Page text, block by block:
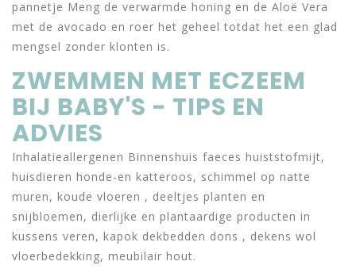
pannetje Meng de verwarmde honing en de Aloë Vera
met de avocado en roer het geheel totdat het een glad
mengsel zonder klonten is.
ZWEMMEN MET ECZEEM
BIJ BABY'S - TIPS EN
ADVIES
Inhalatieallergenen Binnenshuis faeces huiststofmijt,
huisdieren honde-en katteroos, schimmel op natte
muren, koude vloeren , deeltjes planten en
snijbloemen, dierlijke en plantaardige producten in
kussens veren, kapok dekbedden dons , dekens wol
vloerbedekking, meubilair hout.